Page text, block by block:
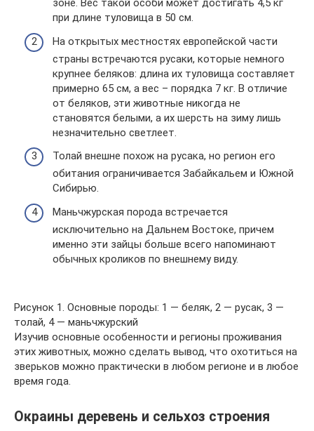
зоне. Вес такой особи может достигать 4,5 кг
при длине туловища в 50 см.
На открытых местностях европейской части
страны встречаются русаки, которые немного
крупнее беляков: длина их туловища составляет
примерно 65 см, а вес – порядка 7 кг. В отличие
от беляков, эти животные никогда не
становятся белыми, а их шерсть на зиму лишь
незначительно светлеет.
Толай внешне похож на русака, но регион его
обитания ограничивается Забайкальем и Южной
Сибирью.
Маньчжурская порода встречается
исключительно на Дальнем Востоке, причем
именно эти зайцы больше всего напоминают
обычных кроликов по внешнему виду.
Рисунок 1. Основные породы: 1 — беляк, 2 — русак, 3 —
толай, 4 — маньчжурский
Изучив основные особенности и регионы проживания
этих животных, можно сделать вывод, что охотиться на
зверьков можно практически в любом регионе и в любое
время года.
Окраины деревень и сельхоз строения